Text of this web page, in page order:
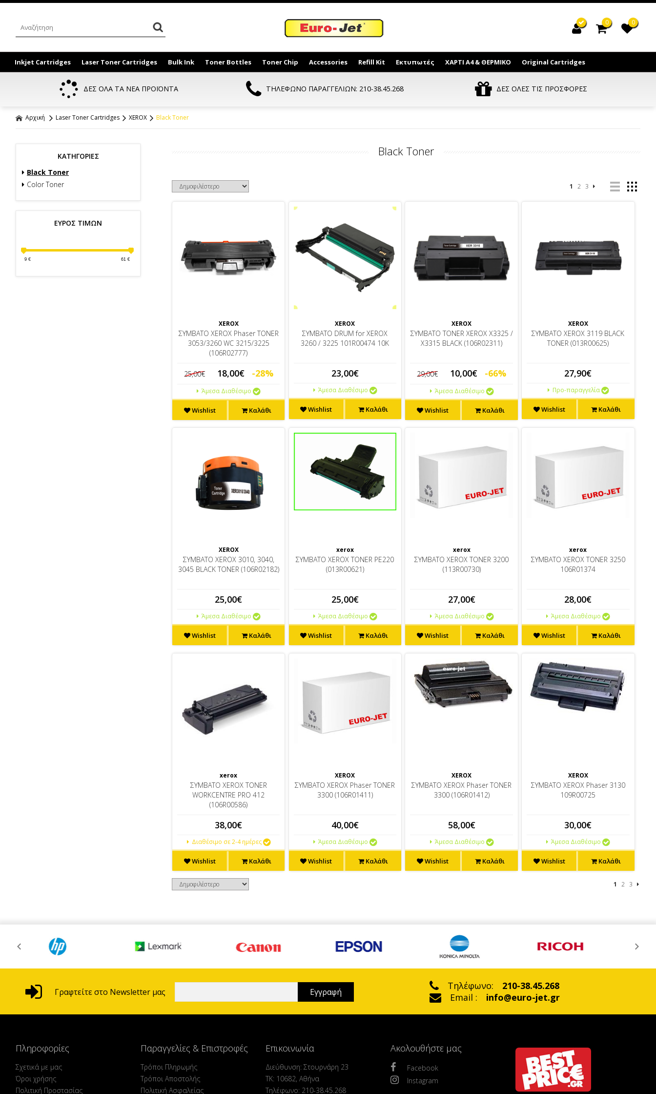
0 0
Inkjet Cartridges Laser Toner Cartridges Bulk Ink Toner Bottles Toner Chip Accessories Refill Kit Εκτυπωτές ΧΑΡΤΙ Α4 & ΘΕΡΜΙΚΟ Original Cartridges
ΔΕΣ ΟΛΑ ΤΑ ΝΕΑ ΠΡΟΪΟΝΤΑ ΤΗΛΕΦΩΝΟ ΠΑΡΑΓΓΕΛΙΩΝ: 210-38.45.268 ΔΕΣ ΟΛΕΣ ΤΙΣ ΠΡΟΣΦΟΡΕΣ
Αρχική Laser Toner Cartridges XEROX Black Toner
ΚΑΤΗΓΟΡΙΕΣ
Black Toner
Color Toner
ΕΥΡΟΣ ΤΙΜΩΝ
9 € 61 €
Black Toner
1 2 3
XEROX
ΣΥΜΒΑΤΟ XEROX Phaser TONER
3053/3260 WC 3215/3225
(106R02777)
25,00€ 18,00€ -28%
Άμεσα Διαθέσιμο
Wishlist Καλάθι
XEROX
ΣΥΜΒΑΤΟ DRUM for XEROX
3260 / 3225 101R00474 10K
23,00€
Άμεσα Διαθέσιμο
Wishlist Καλάθι
XEROX
ΣΥΜΒΑΤΟ TONER XEROX X3325 /
X3315 BLACK (106R02311)
29,00€ 10,00€ -66%
Άμεσα Διαθέσιμο
Wishlist Καλάθι
XEROX
ΣΥΜΒΑΤΟ XEROX 3119 BLACK
TONER (013R00625)
27,90€
Προ-παραγγελία
Wishlist Καλάθι
XEROX
ΣΥΜΒΑΤΟ XEROX 3010, 3040,
3045 BLACK TONER (106R02182)
25,00€
Άμεσα Διαθέσιμο
Wishlist Καλάθι
xerox
ΣΥΜΒΑΤΟ XEROX TONER PE220
(013R00621)
25,00€
Άμεσα Διαθέσιμο
Wishlist Καλάθι
xerox
ΣΥΜΒΑΤΟ XEROX TONER 3200
(113R00730)
27,00€
Άμεσα Διαθέσιμο
Wishlist Καλάθι
xerox
ΣΥΜΒΑΤΟ XEROX TONER 3250
106R01374
28,00€
Άμεσα Διαθέσιμο
Wishlist Καλάθι
xerox
ΣΥΜΒΑΤΟ XEROX TONER
WORKCENTRE PRO 412
(106R00586)
38,00€
Διαθέσιμο σε 2-4 ημέρες
Wishlist Καλάθι
XEROX
ΣΥΜΒΑΤΟ XEROX Phaser TONER
3300 (106R01411)
40,00€
Άμεσα Διαθέσιμο
Wishlist Καλάθι
XEROX
ΣΥΜΒΑΤΟ XEROX Phaser TONER
3300 (106R01412)
58,00€
Άμεσα Διαθέσιμο
Wishlist Καλάθι
XEROX
ΣΥΜΒΑΤΟ XEROX Phaser 3130
109R00725
30,00€
Άμεσα Διαθέσιμο
Wishlist Καλάθι
1 2 3
Γραφτείτε στο Newsletter μας
Τηλέφωνο:
210-38.45.268
Email :
info@euro-jet.gr
Πληροφορίες
Σχετικά με μας
Όροι χρήσης
Πολιτική Προστασίας
Παραγγελίες & Επιστροφές
Τρόποι Πληρωμής
Τρόποι Αποστολής
Πολιτική Ασφαλείας
Επικοινωνία
Διεύθυνση: Στουρνάρη 23
ΤΚ: 10682, Αθήνα
Τηλέφωνο: 210-38.45.268
Ακολουθήστε μας
Facebook
Instagram